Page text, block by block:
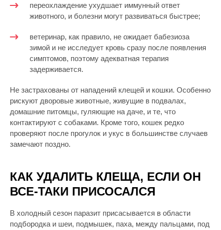
переохлаждение ухудшает иммунный ответ
животного, и болезни могут развиваться быстрее;
ветеринар, как правило, не ожидает бабезиоза
зимой и не исследует кровь сразу после появления
симптомов, поэтому адекватная терапия
задерживается.
Не застрахованы от нападений клещей и кошки. Особенно
рискуют дворовые животные, живущие в подвалах,
домашние питомцы, гуляющие на даче, и те, что
контактируют с собаками. Кроме того, кошек редко
проверяют после прогулок и укус в большинстве случаев
замечают поздно.
КАК УДАЛИТЬ КЛЕЩА, ЕСЛИ ОН
ВСЕ-ТАКИ ПРИСОСАЛСЯ
В холодный сезон паразит присасывается в области
подбородка и шеи, подмышек, паха, между пальцами, под